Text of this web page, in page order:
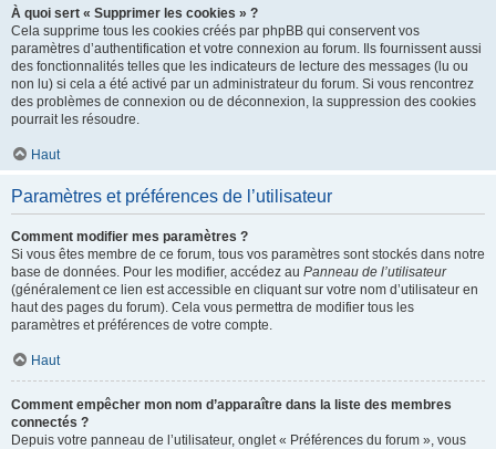
À quoi sert « Supprimer les cookies » ?
Cela supprime tous les cookies créés par phpBB qui conservent vos
paramètres d’authentification et votre connexion au forum. Ils fournissent aussi
des fonctionnalités telles que les indicateurs de lecture des messages (lu ou
non lu) si cela a été activé par un administrateur du forum. Si vous rencontrez
des problèmes de connexion ou de déconnexion, la suppression des cookies
pourrait les résoudre.
Haut
Paramètres et préférences de l’utilisateur
Comment modifier mes paramètres ?
Si vous êtes membre de ce forum, tous vos paramètres sont stockés dans notre
base de données. Pour les modifier, accédez au Panneau de l’utilisateur
(généralement ce lien est accessible en cliquant sur votre nom d’utilisateur en
haut des pages du forum). Cela vous permettra de modifier tous les
paramètres et préférences de votre compte.
Haut
Comment empêcher mon nom d’apparaître dans la liste des membres
connectés ?
Depuis votre panneau de l’utilisateur, onglet « Préférences du forum », vous